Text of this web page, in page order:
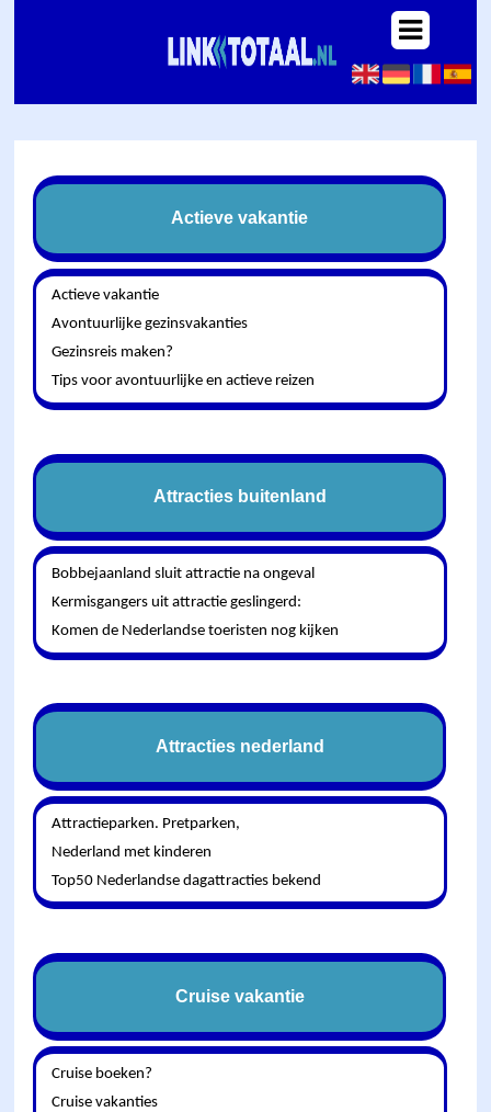
Actieve vakantie
Actieve vakantie
Avontuurlijke gezinsvakanties
Gezinsreis maken?
Tips voor avontuurlijke en actieve reizen
Attracties buitenland
Bobbejaanland sluit attractie na ongeval
Kermisgangers uit attractie geslingerd:
Komen de Nederlandse toeristen nog kijken
Attracties nederland
Attractieparken. Pretparken,
Nederland met kinderen
Top50 Nederlandse dagattracties bekend
Cruise vakantie
Cruise boeken?
Cruise vakanties